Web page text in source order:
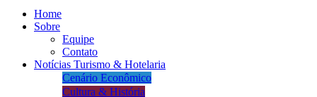
Home
Sobre
Equipe
Contato
Notícias Turismo & Hotelaria
Cenário Econômico
Cultura & História